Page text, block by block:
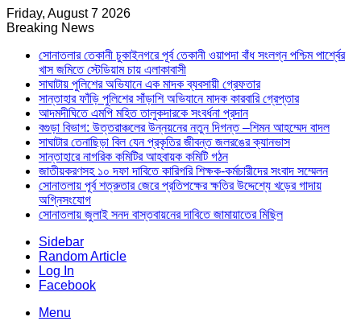
Friday, August 7 2026
Breaking News
সোনাতলার তেকানী চুকাইনগরে পূর্ব তেকানী ওয়াপদা বাঁধ সংলগ্ন পশ্চিম পার্শ্বের
খাস জমিতে স্টেডিয়াম চায় এলাকাবাসী
সাঘাটায় পুলিশের অভিযানে এক মাদক ব্যবসায়ী গ্রেফতার
সান্তাহার ফাঁড়ি পুলিশের সাঁড়াশি অভিযানে মাদক কারবারি গ্রেপ্তার
আদমদীঘিতে এমপি মহিত তালুকদারকে সংবর্ধনা প্রদান
বগুড়া বিভাগ: উত্তরাঞ্চলের উন্নয়নের নতুন দিগন্ত –শিমন আহম্মেদ বাদল
সাঘাটার তেনাছিড়া বিল যেন প্রকৃতির জীবন্ত জলরঙের ক্যানভাস
সান্তাহারে নাগরিক কমিটির আহবায়ক কমিটি গঠন
জাতীয়করণসহ ১০ দফা দাবিতে কারিগরি শিক্ষক-কর্মচারীদের সংবাদ সম্মেলন
সোনাতলায় পূর্ব শত্রুতার জেরে প্রতিপক্ষের ক্ষতির উদ্দেশ্যে খড়ের গাদায়
অগ্নিসংযোগ
সোনাতলায় জুলাই সনদ বাস্তবায়নের দাবিতে জামায়াতের মিছিল
Sidebar
Random Article
Log In
Facebook
Menu